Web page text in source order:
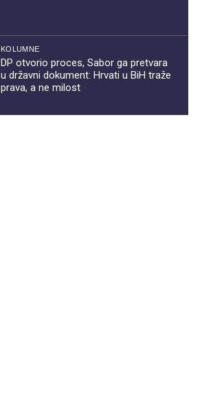
KOLUMNE
DP otvorio proces, Sabor ga pretvara
u državni dokument: Hrvati u BiH traže
prava, a ne milost